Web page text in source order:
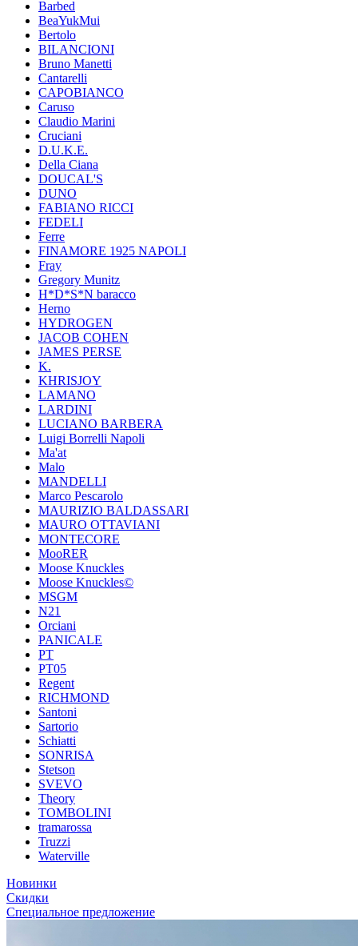
Barbed
BeaYukMui
Bertolo
BILANCIONI
Bruno Manetti
Cantarelli
CAPOBIANCO
Caruso
Claudio Marini
Cruciani
D.U.K.E.
Della Ciana
DOUCAL'S
DUNO
FABIANO RICCI
FEDELI
Ferre
FINAMORE 1925 NAPOLI
Fray
Gregory Munitz
H*D*S*N baracco
Herno
HYDROGEN
JACOB COHEN
JAMES PERSE
K.
KHRISJOY
LAMANO
LARDINI
LUCIANO BARBERA
Luigi Borrelli Napoli
Ma'at
Malo
MANDELLI
Marco Pescarolo
MAURIZIO BALDASSARI
MAURO OTTAVIANI
MONTECORE
MooRER
Moose Knuckles
Moose Knuckles©️
MSGM
N21
Orciani
PANICALE
PT
PT05
Regent
RICHMOND
Santoni
Sartorio
Schiatti
SONRISA
Stetson
SVEVO
Theory
TOMBOLINI
tramarossa
Truzzi
Waterville
Новинки
Скидки
Специальное предложение